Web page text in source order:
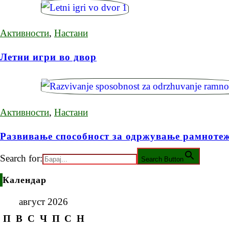
Активности, Настани
Летни игри во двор
Активности, Настани
Развивање способност за одржување
Search for: Search Button
Календар
август 2026
П В С Ч П С Н